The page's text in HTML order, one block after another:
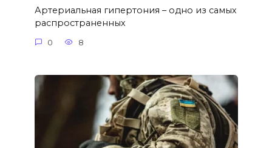
Артериальная гипертония – одно из самых
распространенных
0 8